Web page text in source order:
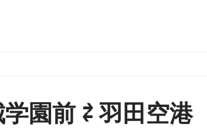
園前 ⇄ 羽田空港